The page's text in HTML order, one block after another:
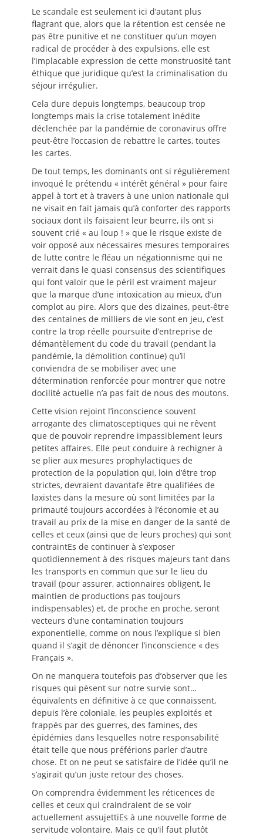
Le scandale est seulement ici d’autant plus
flagrant que, alors que la rétention est censée ne
pas être punitive et ne constituer qu’un moyen
radical de procéder à des expulsions, elle est
l’implacable expression de cette monstruosité tant
éthique que juridique qu’est la criminalisation du
séjour irrégulier.
Cela dure depuis longtemps, beaucoup trop
longtemps mais la crise totalement inédite
déclenchée par la pandémie de coronavirus offre
peut-être l’occasion de rebattre le cartes, toutes
les cartes.
De tout temps, les dominants ont si régulièrement
invoqué le prétendu « intérêt général » pour faire
appel à tort et à travers à une union nationale qui
ne visait en fait jamais qu’à conforter des rapports
sociaux dont ils faisaient leur beurre, ils ont si
souvent crié « au loup ! » que le risque existe de
voir opposé aux nécessaires mesures temporaires
de lutte contre le fléau un négationnisme qui ne
verrait dans le quasi consensus des scientifiques
qui font valoir que le péril est vraiment majeur
que la marque d’une intoxication au mieux, d’un
complot au pire. Alors que des dizaines, peut-être
des centaines de milliers de vie sont en jeu, c’est
contre la trop réelle poursuite d’entreprise de
démantèlement du code du travail (pendant la
pandémie, la démolition continue) qu’il
conviendra de se mobiliser avec une
détermination renforcée pour montrer que notre
docilité actuelle n’a pas fait de nous des moutons.
Cette vision rejoint l’inconscience souvent
arrogante des climatosceptiques qui ne rêvent
que de pouvoir reprendre impassiblement leurs
petites affaires. Elle peut conduire à rechigner à
se plier aux mesures prophylactiques de
protection de la population qui, loin d’être trop
strictes, devraient davantafe être qualifiées de
laxistes dans la mesure où sont limitées par la
primauté toujours accordées à l’économie et au
travail au prix de la mise en danger de la santé de
celles et ceux (ainsi que de leurs proches) qui sont
contraintEs de continuer à s’exposer
quotidiennement à des risques majeurs tant dans
les transports en commun que sur le lieu du
travail (pour assurer, actionnaires obligent, le
maintien de productions pas toujours
indispensables) et, de proche en proche, seront
vecteurs d’une contamination toujours
exponentielle, comme on nous l’explique si bien
quand il s’agit de dénoncer l’inconscience « des
Français ».
On ne manquera toutefois pas d’observer que les
risques qui pèsent sur notre survie sont…
équivalents en définitive à ce que connaissent,
depuis l’ère coloniale, les peuples exploités et
frappés par des guerres, des famines, des
épidémies dans lesquelles notre responsabilité
était telle que nous préférions parler d’autre
chose. Et on ne peut se satisfaire de l’idée qu’il ne
s’agirait qu’un juste retour des choses.
On comprendra évidemment les réticences de
celles et ceux qui craindraient de se voir
actuellement assujettiEs à une nouvelle forme de
servitude volontaire. Mais ce qu’il faut plutôt